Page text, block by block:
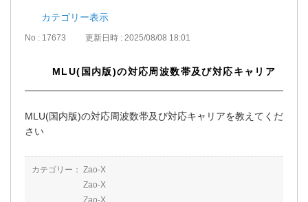
カテゴリー表示
No : 17673 更新日時 : 2025/08/08 18:01
MLU(国内版)の対応周波数帯及び対応キャリア
MLU(国内版)の対応周波数帯及び対応キャリアを教えてくだ
さい
カテゴリー： Zao-X
Zao-X